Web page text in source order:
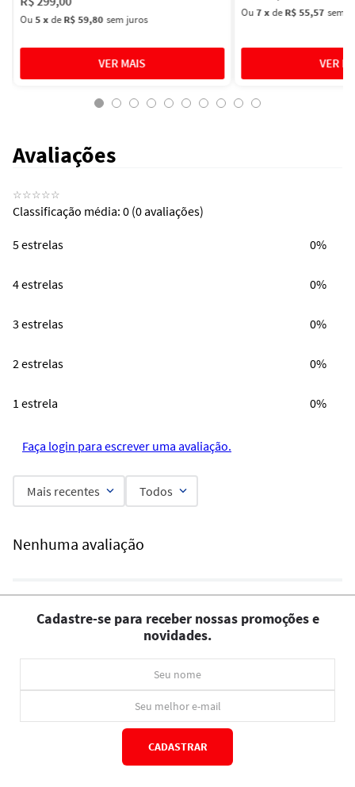
Ou5 xdeR$ 59,80 sem juros
Ou7xdeR$ 55,57 sem
Avaliações
☆☆☆☆☆
Classificação média: 0 (0 avaliações)
5 estrelas 0%
4 estrelas 0%
3 estrelas 0%
2 estrelas 0%
1 estrela 0%
Faça login para escrever uma avaliação.
Mais recentes Todos
Nenhuma avaliação
Cadastre-se para receber nossas promoções e
novidades.
CADASTRAR